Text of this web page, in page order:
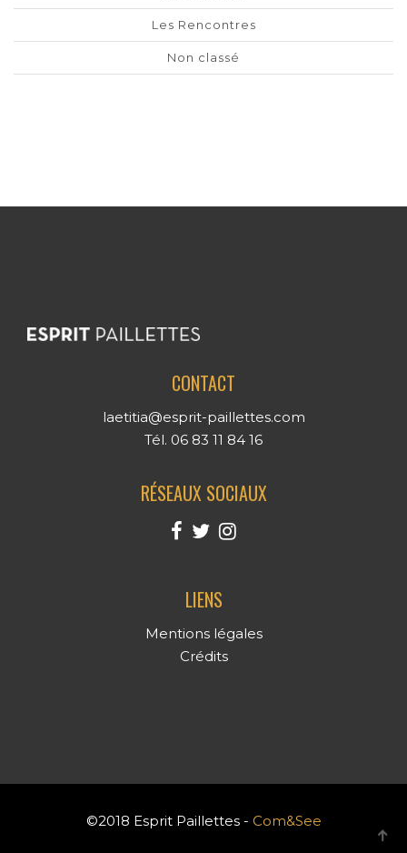
Les Rencontres
Non classé
CONTACT
laetitia@esprit-paillettes.com
Tél. 06 83 11 84 16
RÉSEAUX SOCIAUX
LIENS
Mentions légales
Crédits
©2018 Esprit Paillettes - Com&See